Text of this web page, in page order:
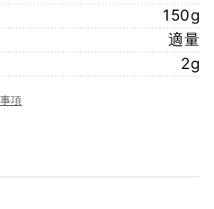
150g
適量
2g
項